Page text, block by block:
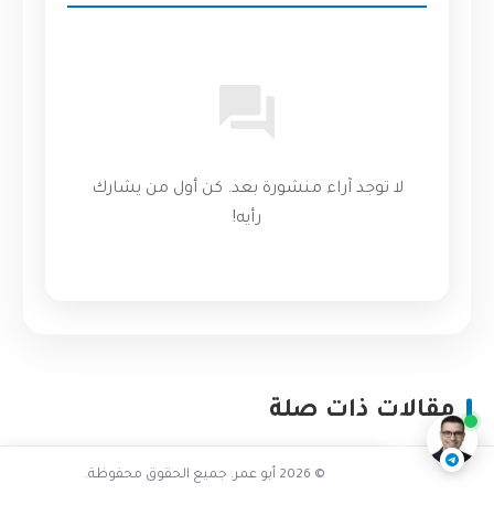
لا توجد آراء منشورة بعد. كن أول من يشارك
رأيه!
مقالات ذات صلة
© 2026 أبو عمر. جميع الحقوق محفوظة.